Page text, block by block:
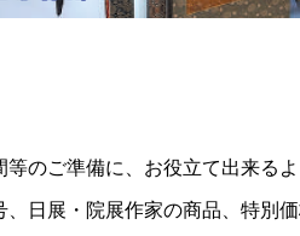
のご準備に、お役立て出来る
日展・院展作家の商品、特別